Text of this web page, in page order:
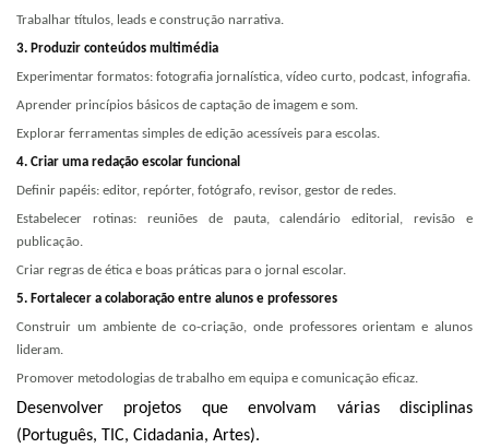
Trabalhar títulos, leads e construção narrativa.
3. Produzir conteúdos multimédia
Experimentar formatos: fotografia jornalística, vídeo curto, podcast, infografia.
Aprender princípios básicos de captação de imagem e som.
Explorar ferramentas simples de edição acessíveis para escolas.
4. Criar uma redação escolar funcional
Definir papéis: editor, repórter, fotógrafo, revisor, gestor de redes.
Estabelecer rotinas: reuniões de pauta, calendário editorial, revisão e
publicação.
Criar regras de ética e boas práticas para o jornal escolar.
5. Fortalecer a colaboração entre alunos e professores
Construir um ambiente de co-criação, onde professores orientam e alunos
lideram.
Promover metodologias de trabalho em equipa e comunicação eficaz.
Desenvolver projetos que envolvam várias disciplinas
(Português, TIC, Cidadania, Artes).